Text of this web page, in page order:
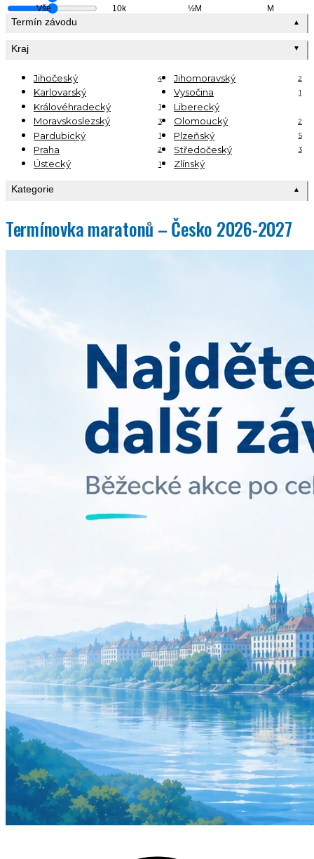
Vše 10k ½M M
Termín závodu ▲
Kraj ▼
Jihočeský 4 Jihomoravský 2
Karlovarský Vysočina 1
Královéhradecký 1
Liberecký
Moravskoslezský
3 Olomoucký 2
Pardubický 1 Plzeňský 5
Praha 2 Středočeský 3
Ústecký 1 Zlínský
Kategorie ▲
Termínovka maratonů – Česko 2026-2027